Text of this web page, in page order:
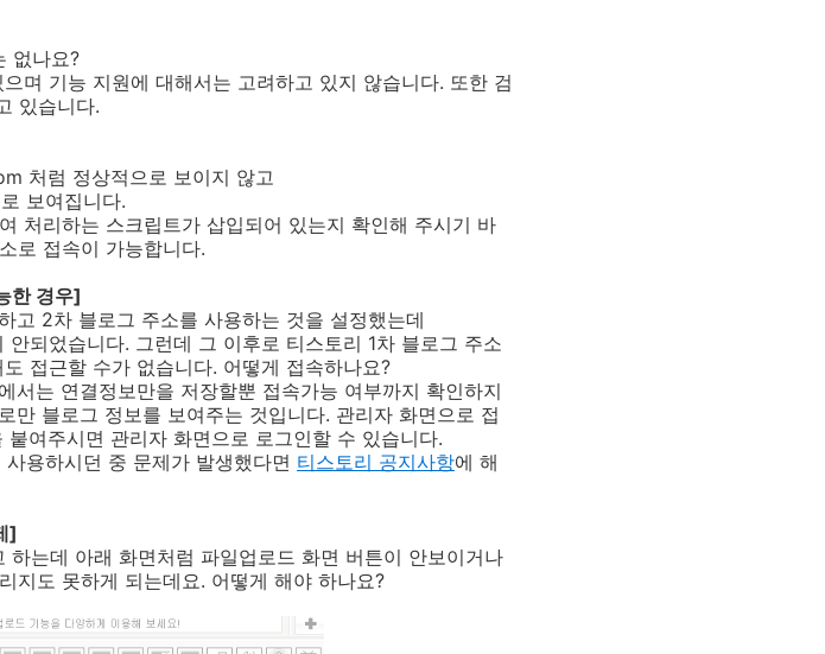
없나요?
며 기능 지원에 대해서는 고려하고 있지 않습니다. 또한 검
있습니다.
처럼 정상적으로 보이지 않고
보여집니다.
처리하는 스크립트가 삽입되어 있는지 확인해 주시기 바
로 접속이 가능합니다.
한 경우]
2차 블로그 주소를 사용하는 것을 설정했는데
되었습니다. 그런데 그 이후로 티스토리 1차 블로그 주소
접근할 수가 없습니다. 어떻게 접속하나요?
는 연결정보만을 저장할뿐 접속가능 여부까지 확인하지
블로그 정보를 보여주는 것입니다. 관리자 화면으로 접
여주시면 관리자 화면으로 로그인할 수 있습니다.
용하시던 중 문제가 발생했다면 티스토리 공지사항에 해
]
는데 아래 화면처럼 파일업로드 화면 버튼이 안보이거나
지도 못하게 되는데요. 어떻게 해야 하나요?